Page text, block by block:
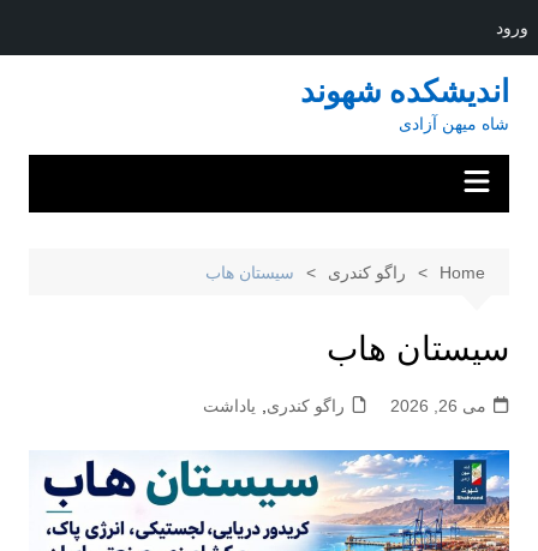
ورود
content
اندیشکده شهوند
شاه میهن آزادی
Home راگو کندری سیستان هاب
سیستان هاب
می 26, 2026 راگو کندری یاداشت